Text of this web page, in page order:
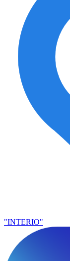
"INTERIO"